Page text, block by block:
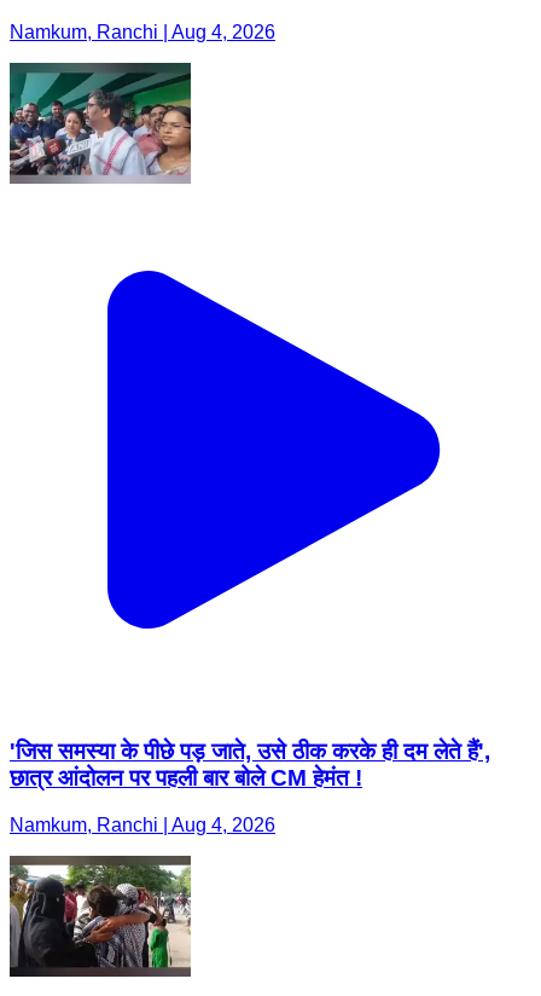
Namkum, Ranchi | Aug 4, 2026
'जिस समस्या के पीछे पड़ जाते, उसे ठीक करके ही दम लेते हैं',
छात्र आंदोलन पर पहली बार बोले CM हेमंत !
Namkum, Ranchi | Aug 4, 2026